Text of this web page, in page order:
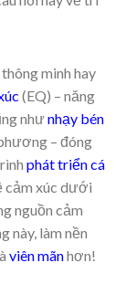
minh hay
(EQ) – năng
nhưnhạy bén
– đóng
phát triển cá
cảm xúc dưới
nguồn cảm
này, làm nền
viên mãnhơn!